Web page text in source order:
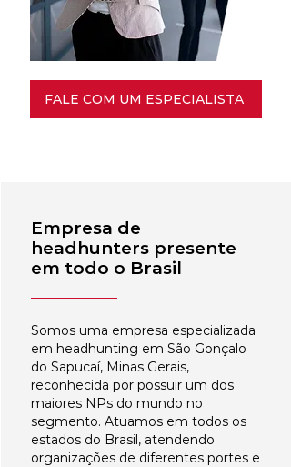
FALE COM UM ESPECIALISTA
Empresa de
headhunters presente
em todo o Brasil
Somos uma empresa especializada
em headhunting em São Gonçalo
do Sapucaí, Minas Gerais,
reconhecida por possuir um dos
maiores NPs do mundo no
segmento. Atuamos em todos os
estados do Brasil, atendendo
organizações de diferentes portes e